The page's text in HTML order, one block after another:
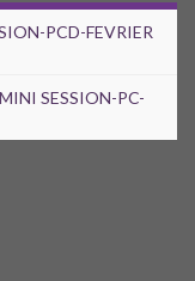
PCD-FEVRIER
SESSION-PC-